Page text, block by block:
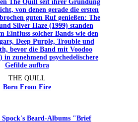
THE QUILL
Born From Fire